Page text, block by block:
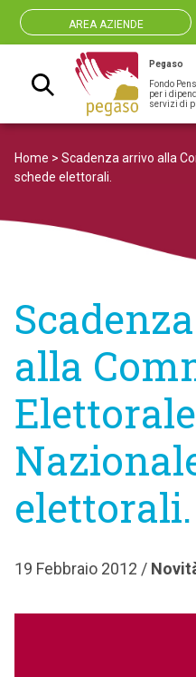
AREA AZIENDE
Navigazione
Pegaso
Fondo
per i
servizi di
Home > Scadenza arrivo alla
schede elettorali.
alla
Elettorale
elettorali.
19 Febbraio 2012 /